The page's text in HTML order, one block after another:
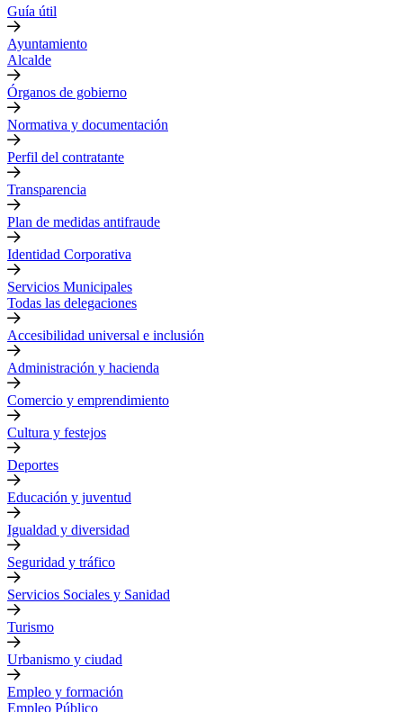
Guía útil
Ayuntamiento
Alcalde
Órganos de gobierno
Normativa y documentación
Perfil del contratante
Transparencia
Plan de medidas antifraude
Identidad Corporativa
Servicios Municipales
Todas las delegaciones
Accesibilidad universal e inclusión
Administración y hacienda
Comercio y emprendimiento
Cultura y festejos
Deportes
Educación y juventud
Igualdad y diversidad
Seguridad y tráfico
Servicios Sociales y Sanidad
Turismo
Urbanismo y ciudad
Empleo y formación
Empleo Público